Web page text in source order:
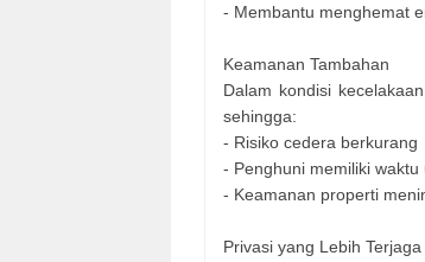
- Membantu menghemat
Keamanan Tambahan
Dalam kondisi
sehingga:
- Risiko cedera berkurang
- Penghuni memiliki
- Keamanan properti
Privasi yang Lebih Terjaga